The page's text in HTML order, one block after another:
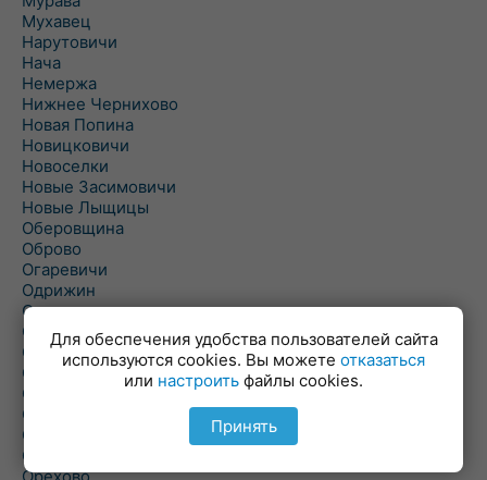
Мухавец
Нарутовичи
Нача
Немержа
Нижнее Чернихово
Новая Попина
Новицковичи
Новоселки
Новые Засимовичи
Новые Лыщицы
Оберовщина
Оброво
Огаревичи
Одрижин
Оздамичи
Озяты
Олтуш
Ольманы
Ольпень
Ольшаны
Омельная
Ополь
Для обеспечения удобства пользователей сайта
используются cookies. Вы можете отказаться
или настроить файлы cookies.
Принять